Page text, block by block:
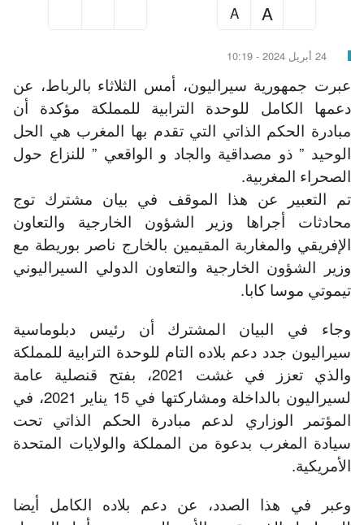
عبرت جمهورية سيراليون، أمس الثلاثاء بالرباط، عن
دعمها الكامل للوحدة الترابية للمملكة مؤكدة أن
مبادرة الحكم الذاتي التي تقدم بها المغرب هي الحل
الوحيد ” ذو مصداقية والجاد و الواقعي ” للنزاع حول
الصحراء المغربية.
تم التعبير عن هذا الموقف في بيان مشترك توج
محادثات أجراها وزير الشؤون الخارجية والتعاون
الإفريقي والمغاربة المقيمين بالخارج ناصر بوريطة مع
وزير الشؤون الخارجية والتعاون الدولي السيراليوني
تيموتي موسا كابا.
وجاء في البيان المشترك أن رئيس دبلوماسية
سيراليون جدد دعم بلاده التام للوحدة الترابية للمملكة
والذي تعزز في غشت 2021، بفتح قنصلية عامة
لسيراليون بالداخلة ومشاركتها في 15 يناير 2021، في
المؤتمر الوزاري لدعم مبادرة الحكم الذاتي تحت
سيادة المغرب بدعوة من المملكة والولايات المتحدة
الأمريكية.
وعبر في هذا الصدد، عن دعم بلاده الكامل أيضا
A
A